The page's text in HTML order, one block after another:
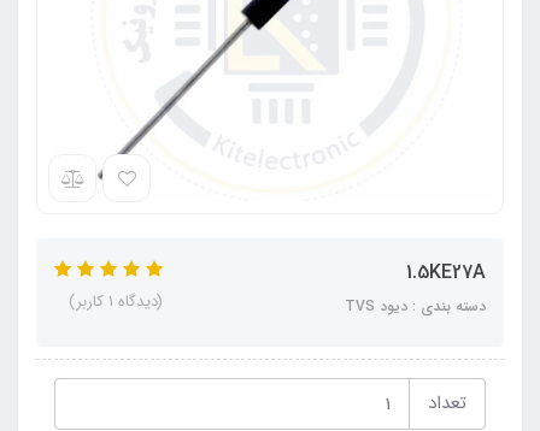
1.5KE27A
دسته بندی : دیود TVS (دیدگاه 1 کاربر)
تعداد